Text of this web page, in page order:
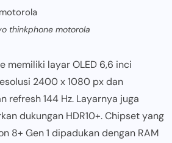
thinkphone motorola
memiliki layar OLED 6,6 inci
2400 x 1080 px dan
refresh 144 Hz. Layarnya juga
dukungan HDR10+. Chipset yang
8+ Gen 1 dipadukan dengan RAM